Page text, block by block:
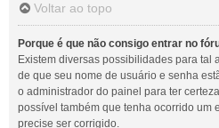
Voltar ao topo
Porque é que não consigo entrar no
Existem diversas possibilidades para tal
de que seu nome de usuário e senha
o administrador do painel para ter
possível também que tenha ocorrido um
precise ser corrigido.